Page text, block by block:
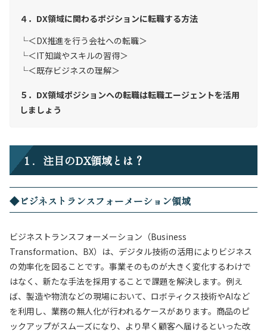
４．DX領域に関わるポジションに転職する方法
＜DX推進を行う会社への転職＞
＜IT知識やスキルの習得＞
＜既存ビジネスの理解＞
５．DX領域ポジションへの転職は転職エージェントを活用
しましょう
１．注目のDX領域とは？
◆ビジネストランスフォーメーション領域
ビジネストランスフォーメーション（Business
Transformation、BX）は、デジタル技術の活用によりビジネス
の効率化を図ることです。事業そのものが大きく変化するわけで
はなく、新たな手法を採用することで課題を解決します。 例え
ば、製造や物流などの現場において、ロボティクス技術やAIなど
を利用し、業務の無人化が行われるケースがあります。商品のピ
ックアップがスムーズになり、より早く顧客へ届けるといった改